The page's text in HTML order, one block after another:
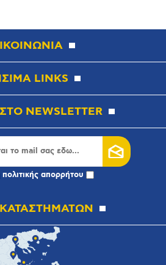
LINKS
NEWSLETTER
πολιτικής απορρήτου